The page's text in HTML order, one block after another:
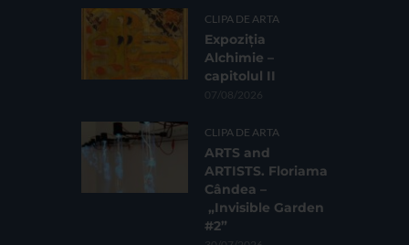
CLIPA DE ARTA
Expoziția
Alchimie –
capitolul II
07/08/2026
CLIPA DE ARTA
ARTS and
ARTISTS. Floriama
Cândea –
„Invisible Garden
#2”